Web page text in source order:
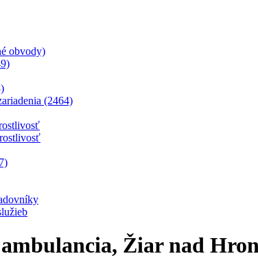
obvody)
(2464)
Žiar nad